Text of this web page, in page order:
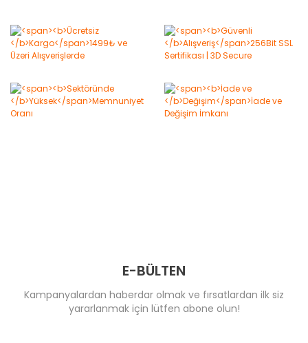
E-BÜLTEN
Kampanyalardan haberdar olmak ve fırsatlardan ilk siz
yararlanmak için lütfen abone olun!